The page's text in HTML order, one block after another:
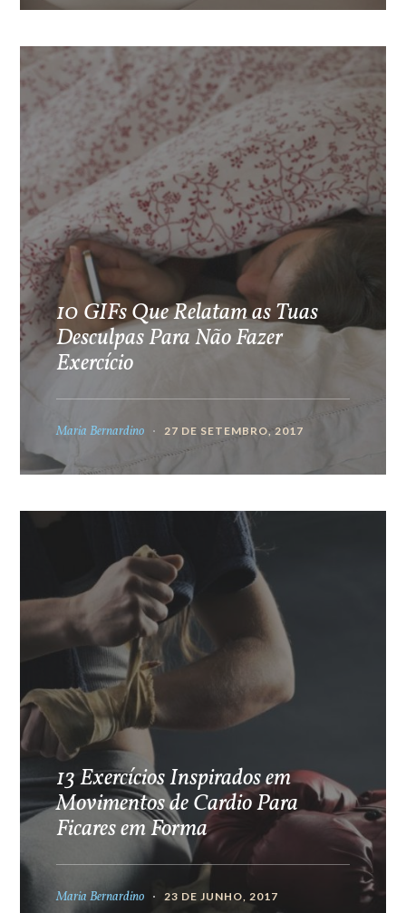
10 GIFs Que Relatam as Tuas
Desculpas Para Não Fazer
Exercício
Maria Bernardino 27 DE SETEMBRO, 2017
13 Exercícios Inspirados em
Movimentos de Cardio Para
Ficares em Forma
Maria Bernardino 23 DE JUNHO, 2017